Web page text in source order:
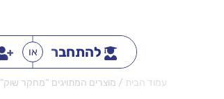
להתחבר או
עמוד הבית / מוצרים המתויגים “מחקר שוק”